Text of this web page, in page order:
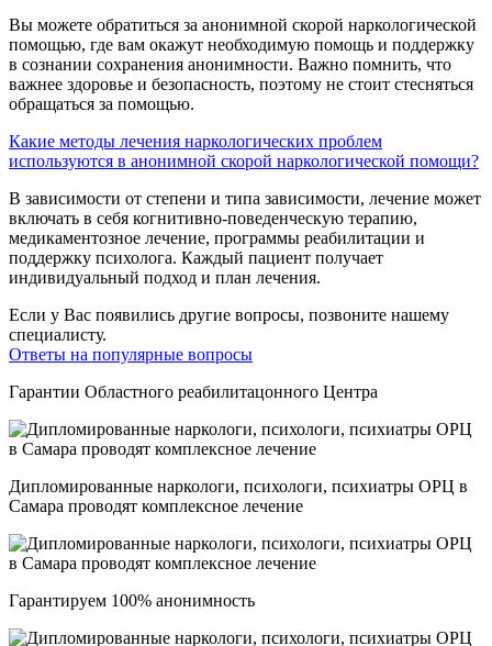
Вы можете обратиться за анонимной скорой наркологической
помощью, где вам окажут необходимую помощь и поддержку
в сознании сохранения анонимности. Важно помнить, что
важнее здоровье и безопасность, поэтому не стоит стесняться
обращаться за помощью.
Какие методы лечения наркологических проблем
используются в анонимной скорой наркологической помощи?
В зависимости от степени и типа зависимости, лечение может
включать в себя когнитивно-поведенческую терапию,
медикаментозное лечение, программы реабилитации и
поддержку психолога. Каждый пациент получает
индивидуальный подход и план лечения.
Если у Вас появились другие вопросы, позвоните нашему
специалисту.
Ответы на популярные вопросы
Гарантии Областного реабилитацонного Центра
Дипломированные наркологи, психологи, психиатры ОРЦ в
Самара проводят комплексное лечение
Гарантируем 100% анонимность